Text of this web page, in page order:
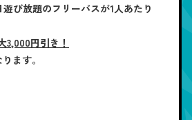
び放題のフリーパスが1人あたり
3,000円引き！
ます。